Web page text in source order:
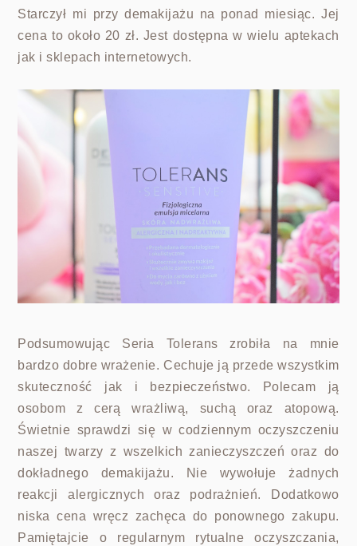
Starczył mi przy demakijażu na ponad miesiąc. Jej
cena to około 20 zł. Jest dostępna w wielu aptekach
jak i sklepach internetowych.
Podsumowując Seria Tolerans zrobiła na mnie
bardzo dobre wrażenie. Cechuje ją przede wszystkim
skuteczność jak i bezpieczeństwo. Polecam ją
osobom z cerą wrażliwą, suchą oraz atopową.
Świetnie sprawdzi się w codziennym oczyszczeniu
naszej twarzy z wszelkich zanieczyszczeń oraz do
dokładnego demakijażu. Nie wywołuje żadnych
reakcji alergicznych oraz podrażnień. Dodatkowo
niska cena wręcz zachęca do ponownego zakupu.
Pamiętajcie o regularnym rytualne oczyszczania,